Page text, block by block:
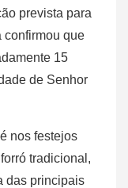
prevista para
confirmou que
15
de Senhor
nos festejos
tradicional,
das principais